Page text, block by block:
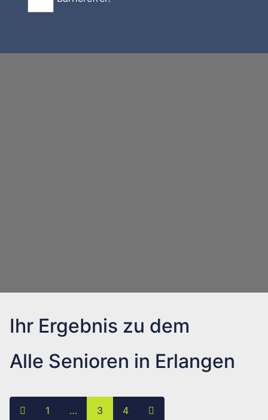
Ihr Ergebnis zu dem
Alle Senioren in Erlangen
Posts navigation
Neuere Beiträge
1 … 3 4 Ältere Beiträge